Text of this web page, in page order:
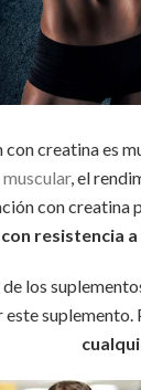
con creatina es
, el
con creatina
resistencia
los
este